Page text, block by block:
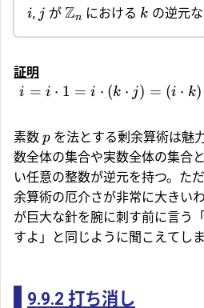
i, j がZn における k の逆元な
証明
i = i ⋅ 1 = i ⋅ (k ⋅ j) = (i ⋅ k)
素数 p を法とする剰余算術は魅
数全体の集合や実数全体の集合と
い任意の整数が逆元を持つ。た
余算術の厄介さが非常に大き
が巨大な針を腕に刺す前に言う
すよ」と同じように聞こえてし
9.9.2 打ち消し